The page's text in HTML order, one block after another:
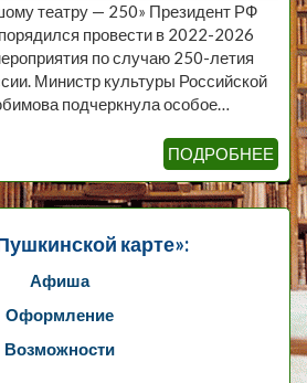
театру — 250» Президент РФ
провести в 2022-2026
по случаю 250-летия
Министр культуры Российской
подчеркнула особое…
ПОДРОБНЕЕ
карте»:
Афиша
Оформление
Возможности